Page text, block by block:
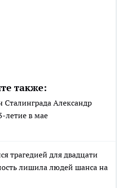
также:
Сталинграда Александр
летие в мае
трагедией для двадцати
лишила людей шанса на